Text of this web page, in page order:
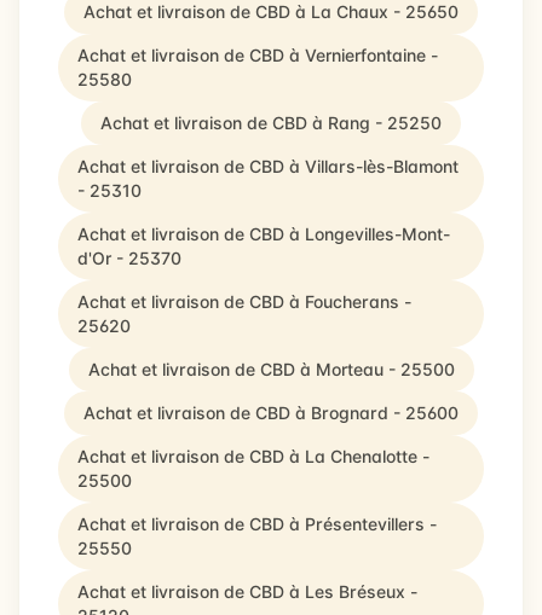
Achat et livraison de CBD à La Chaux - 25650
Achat et livraison de CBD à Vernierfontaine -
25580
Achat et livraison de CBD à Rang - 25250
Achat et livraison de CBD à Villars-lès-Blamont
- 25310
Achat et livraison de CBD à Longevilles-Mont-
d'Or - 25370
Achat et livraison de CBD à Foucherans -
25620
Achat et livraison de CBD à Morteau - 25500
Achat et livraison de CBD à Brognard - 25600
Achat et livraison de CBD à La Chenalotte -
25500
Achat et livraison de CBD à Présentevillers -
25550
Achat et livraison de CBD à Les Bréseux -